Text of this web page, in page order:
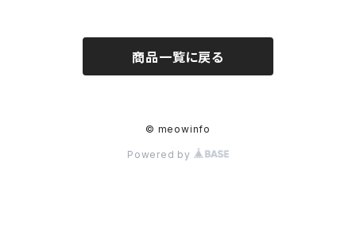
商品一覧に戻る
© meowinfo
Powered by